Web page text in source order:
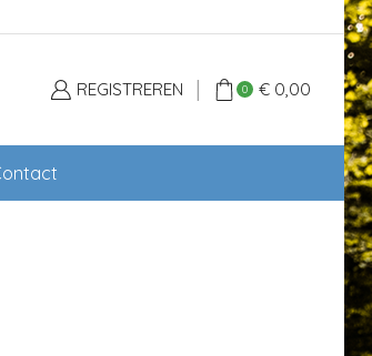
REGISTREREN 0 €0,00